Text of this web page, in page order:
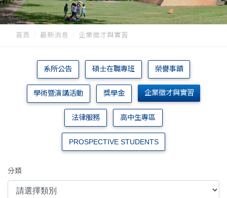
首頁 最新消息 企業徵才與實習
系所公告 碩士在職專班 榮譽事蹟
學術暨演講活動 獎學金 企業徵才與實習
法律服務 高中生專區
PROSPECTIVE STUDENTS
分類